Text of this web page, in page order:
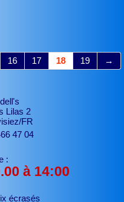
16 17 18 19 →
Lilas 2
FR
47 04
:
à 14:00
écrasés